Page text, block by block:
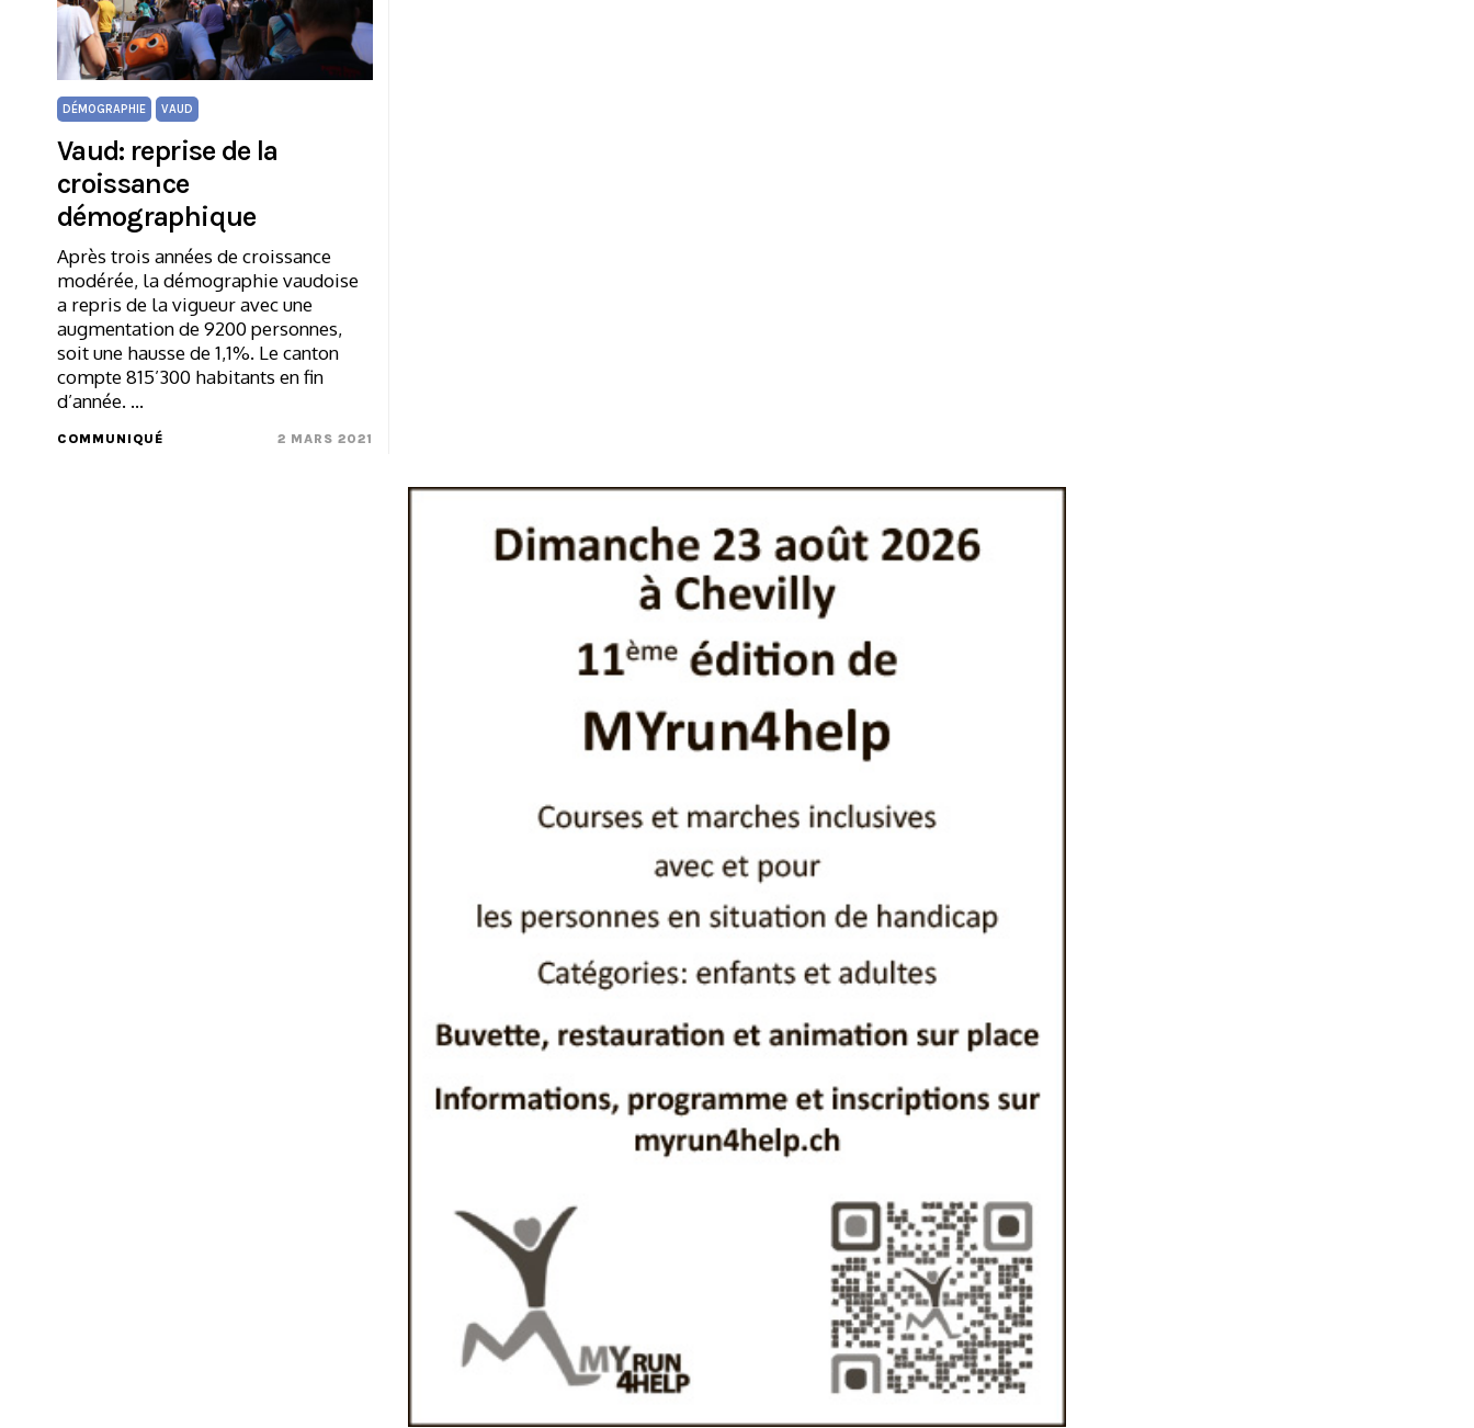
DÉMOGRAPHIE VAUD
Vaud: reprise de la
croissance
démographique
Après trois années de croissance
modérée, la démographie vaudoise
a repris de la vigueur avec une
augmentation de 9200 personnes,
soit une hausse de 1,1%. Le canton
compte 815’300 habitants en fin
d’année. …
COMMUNIQUÉ 2 MARS 2021